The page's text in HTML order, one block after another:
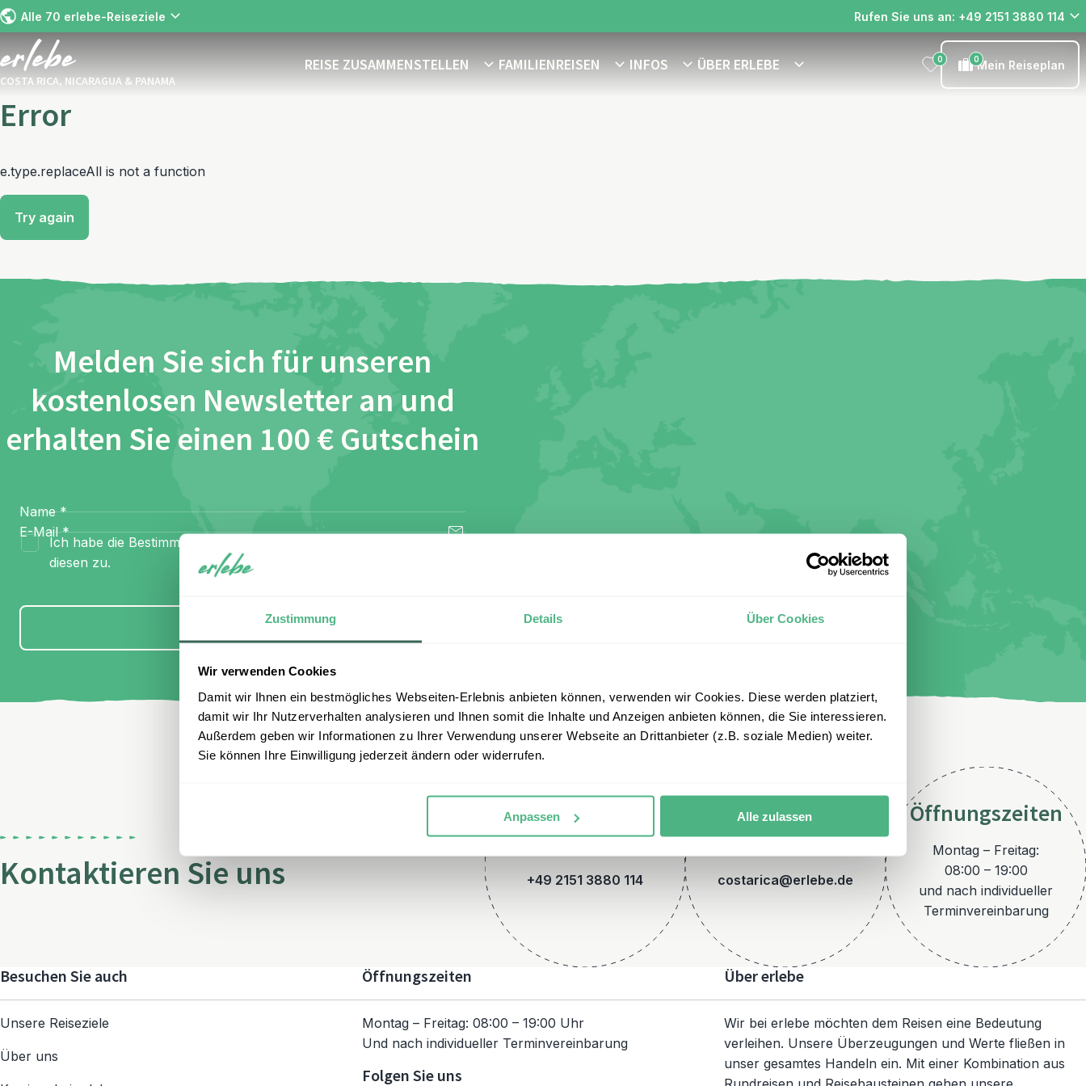
Zustimmung Details Über Cookies
Wir verwenden Cookies
Damit wir Ihnen ein bestmögliches Webseiten-Erlebnis anbieten können, verwenden wir Cookies. Diese werden platziert,
damit wir Ihr Nutzerverhalten analysieren und Ihnen somit die Inhalte und Anzeigen anbieten können, die Sie interessieren.
Außerdem geben wir Informationen zu Ihrer Verwendung unserer Webseite an Drittanbieter (z.B. soziale Medien) weiter.
Sie können Ihre Einwilligung jederzeit ändern oder widerrufen.
Anpassen Alle zulassen
Alle 70 erlebe-Reiseziele Rufen Sie uns an: +49 2151 3880 114
COSTA RICA, NICARAGUA & PANAMA
REISE ZUSAMMENSTELLEN FAMILIENREISEN INFOS ÜBER ERLEBE 0 0Mein Reiseplan
Error
e.type.replaceAll is not a function
Try again
Melden Sie sich für unseren
kostenlosen Newsletter an und
erhalten Sie einen 100 € Gutschein
Name *
E-Mail *
Ich habe die Bestimmungen zum
diesen zu.
Anmelden
Kontaktieren Sie uns
Telefon
+49 2151 3880 114
E-Mail
costarica@erlebe.de
Öffnungszeiten
Montag – Freitag:
08:00 – 19:00
und nach individueller
Terminvereinbarung
Besuchen Sie auch
Unsere Reiseziele
Über uns
Öffnungszeiten
Montag – Freitag: 08:00 – 19:00 Uhr
Und nach individueller Terminvereinbarung
Folgen Sie uns
Über erlebe
Wir bei erlebe möchten dem Reisen eine Bedeutung
verleihen. Unsere Überzeugungen und Werte fließen in
unser gesamtes Handeln ein. Mit einer Kombination aus